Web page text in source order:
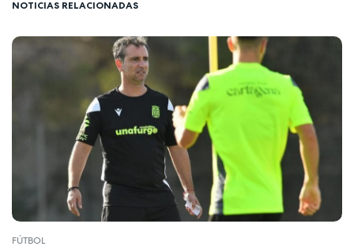
NOTICIAS RELACIONADAS
FÚTBOL